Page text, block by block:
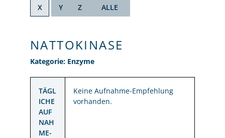
X Y Z ALLE
NATTOKINASE
Kategorie: Enzyme
TÄGL
ICHE
AUF
NAH
ME-
Keine Aufnahme-Empfehlung
vorhanden.